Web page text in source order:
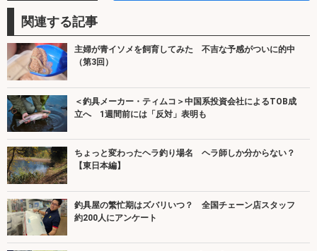
関連する記事
主婦が青イソメを飼育してみた 不吉な予感がついに的中
（第3回）
＜釣具メーカー・ティムコ＞中国系投資会社によるTOB成
立へ 1週間前には「反対」表明も
ちょっと変わったヘラ釣り場名 ヘラ師しか分からない？
【東日本編】
釣具屋の繁忙期はズバリいつ？ 全国チェーン店スタッフ
約200人にアンケート